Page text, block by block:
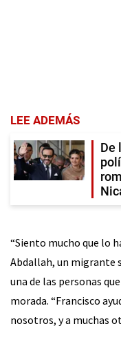
LEE ADEMÁS
De
“Siento mucho que lo
Abdallah, un migrante
una de las personas
morada. “Francisco
nosotros, y a muchas